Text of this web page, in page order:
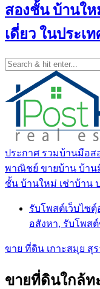
สองชั้น บ้านให
เดี่ยว ในประเ
ประกาศ รวมบ้านมือส
พาณิชย์ ขายบ้าน บ้าน
ชั้น บ้านใหม่ เช่าบ้าน
รับโพสต์เว็บไซ
อสังหา, รับโพส
ขาย ที่ดิน เกาะสมุย สุ
ขายที่ดินใกล้ท